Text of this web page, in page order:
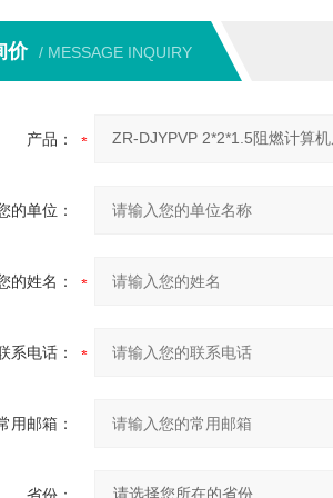
价 / MESSAGE INQUIRY
产品：
的单位：
的姓名：
系电话：
用邮箱：